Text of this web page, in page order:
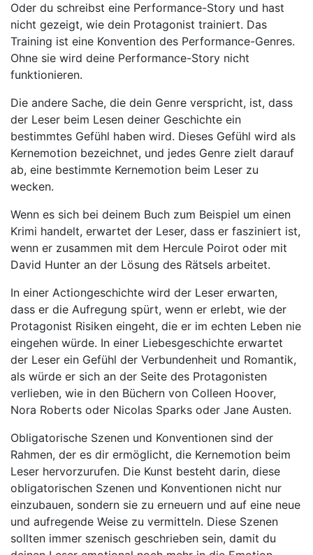
Oder du schreibst eine Performance-Story und hast
nicht gezeigt, wie dein Protagonist trainiert. Das
Training ist eine Konvention des Performance-Genres.
Ohne sie wird deine Performance-Story nicht
funktionieren.
Die andere Sache, die dein Genre verspricht, ist, dass
der Leser beim Lesen deiner Geschichte ein
bestimmtes Gefühl haben wird. Dieses Gefühl wird als
Kernemotion bezeichnet, und jedes Genre zielt darauf
ab, eine bestimmte Kernemotion beim Leser zu
wecken.
Wenn es sich bei deinem Buch zum Beispiel um einen
Krimi handelt, erwartet der Leser, dass er fasziniert ist,
wenn er zusammen mit dem Hercule Poirot oder mit
David Hunter an der Lösung des Rätsels arbeitet.
In einer Actiongeschichte wird der Leser erwarten,
dass er die Aufregung spürt, wenn er erlebt, wie der
Protagonist Risiken eingeht, die er im echten Leben nie
eingehen würde. In einer Liebesgeschichte erwartet
der Leser ein Gefühl der Verbundenheit und Romantik,
als würde er sich an der Seite des Protagonisten
verlieben, wie in den Büchern von Colleen Hoover,
Nora Roberts oder Nicolas Sparks oder Jane Austen.
Obligatorische Szenen und Konventionen sind der
Rahmen, der es dir ermöglicht, die Kernemotion beim
Leser hervorzurufen. Die Kunst besteht darin, diese
obligatorischen Szenen und Konventionen nicht nur
einzubauen, sondern sie zu erneuern und auf eine neue
und aufregende Weise zu vermitteln. Diese Szenen
sollten immer szenisch geschrieben sein, damit du